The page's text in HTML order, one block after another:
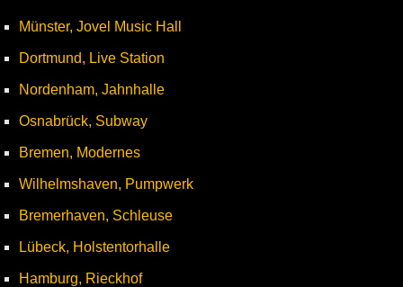
Münster, Jovel Music Hall
Dortmund, Live Station
Nordenham, Jahnhalle
Osnabrück, Subway
Bremen, Modernes
Wilhelmshaven, Pumpwerk
Bremerhaven, Schleuse
Lübeck, Holstentorhalle
Hamburg, Rieckhof